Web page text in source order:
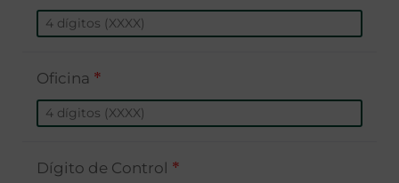
Oficina *
Dígito de Control *